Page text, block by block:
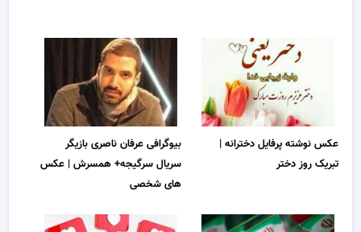
عکس نوشته پرفایل دخترانه |
تبریک روز دختر
بیوگرافی عرفان ناصری بازیگر
سریال سرگیجه+ همسرش | عکس
های شخصی